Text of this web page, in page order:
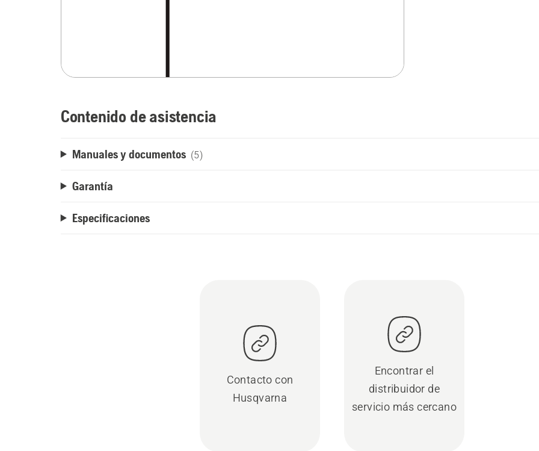
Contenido de asistencia
Manuales y documentos (5)
Garantía
Especificaciones
Contacto con
Husqvarna
Encontrar el
distribuidor de
servicio más cercano